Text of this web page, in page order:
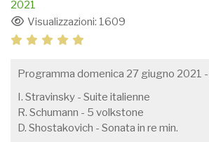
2021
Visualizzazioni: 1609
Programma domenica 27 giugno 2021
I. Stravinsky - Suite italienne
R. Schumann - 5 volkstone
D. Shostakovich - Sonata in re min.